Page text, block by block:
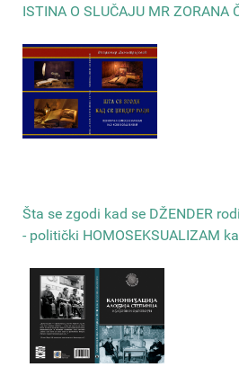
ISTINA O SLUČAJU MR ZORANA
Šta se zgodi kad se DŽENDER rodi
- politički HOMOSEKSUALIZAM